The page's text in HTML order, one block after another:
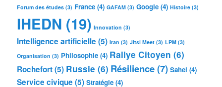
Forum des études (3) France (4) GAFAM (3) Google (4) Histoire (3)
IHEDN (19) Innovation (3)
Intelligence artificielle (5) Iran (3) Jitsi Meet (3) LPM (3)
Organisation (3) Philosophie (4) Rallye Citoyen (6)
Rochefort(5) Russie (6) Résilience(7) Sahel (4)
Service civique (5) Stratégie (4)